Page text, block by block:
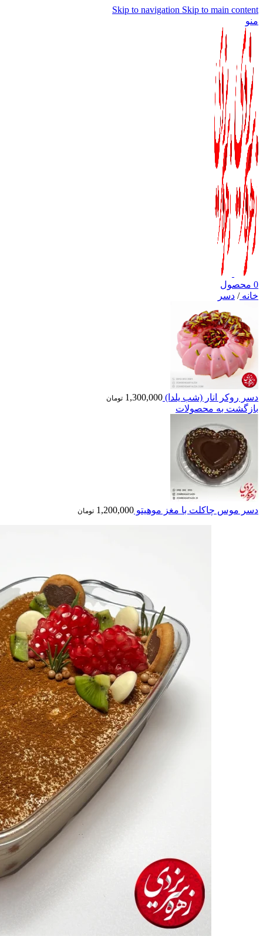
Skip to navigation Skip to main content
منو
0 محصول
خانه/ دسر
دسر روکر انار (شب یلدا) 1,300,000 تومان
بازگشت به محصولات
دسر موس چاکلت با مغز موهیتو 1,200,000 تومان